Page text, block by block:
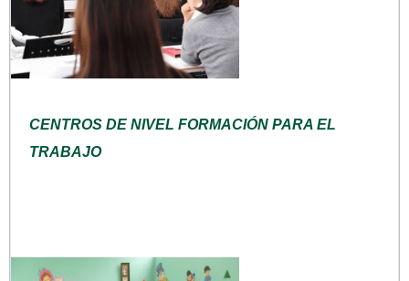
CENTROS DE NIVEL FORMACIÓN PARA EL
TRABAJO